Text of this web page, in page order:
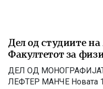
Дел од студиите
Факултетот за
ДЕЛ ОД
ЛЕФТЕР МАНЧЕ Новата